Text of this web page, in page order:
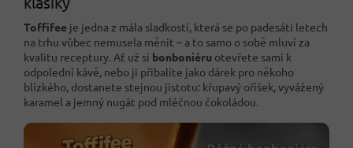
Toffifee je jedna z mála sladkostí, která se po padesáti letech
na trhu vůbec nemusela měnit – a to samo o sobě mluví za
kvalitu receptury. Ať už si bonboniéru otevřete sami k
odpolední kávě, nebo ji přibalíte jako dárek pro někoho
blízkého, dostanete stejnou jistotu: křupavý oříšek, vyvážený
karamel a jemný nugát pod mléčnou čokoládou.